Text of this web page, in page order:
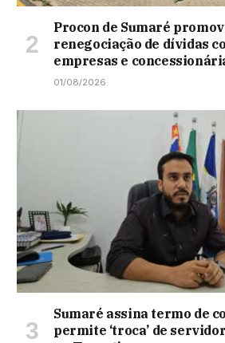
Procon de Sumaré
renegociação de dívidas
empresas e
01/08/2026
Sumaré assina termo de
permite ‘troca’ de